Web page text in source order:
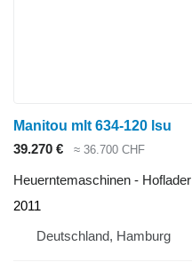
Manitou mlt 634-120 lsu
39.270 €
≈ 36.700 CHF
Heuerntemaschinen - Hoflader
2011
Deutschland, Hamburg